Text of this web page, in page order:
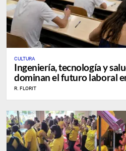
CULTURA
Ingeniería, tecnología y
dominan el futuro laboral
R. FLORIT